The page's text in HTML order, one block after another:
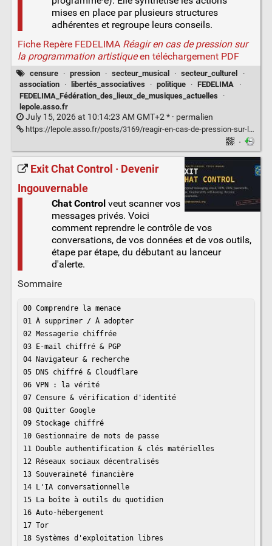
mises en place par plusieurs structures
adhérentes et regroupe leurs conseils.
Fiche Repère FEDELIMA Réagir en cas de pression sur
la programmation artistiqueen téléchargement PDF
censure · pression · secteur_musical · secteur_culturel
·
association
· libertés_associatives · politique · FEDELIMA
·
FEDELIMA_Fédération_des_lieux_de_musiques_actuelles
·
lepole.asso.fr
July 15, 2026 at 10:14:23 AM GMT+2 * · permalien
https://lepole.asso.fr/posts/3169/reagir-en-cas-de-pression-sur-la-programmation-artistique
·
Exit Chat Control · Devenir
Ingouvernable
Chat Controlveut scanner vos
messages privés. Voici
comment reprendre le contrôle de vos
conversations, de vos données et de vos outils,
étape par étape, du débutant au lanceur
d'alerte.
Sommaire
00 Comprendre la menace
01 À supprimer / À adopter
02 Messagerie chiffrée
03 E-mail chiffré & PGP
04 Navigateur & recherche
05 DNS chiffré & Cloudflare
06 VPN : la vérité
07 Censure & vérification d'identité
08 Quitter Google
09 Stockage chiffré
10 Gestionnaire de mots de passe
11 Double authentification & clés matérielles
12 Réseaux sociaux décentralisés
13 Souveraineté financière
14 L'IA conversationnelle
15 La boîte à outils du quotidien
16 Auto-hébergement
17 Tor
18 Systèmes d'exploitation libres